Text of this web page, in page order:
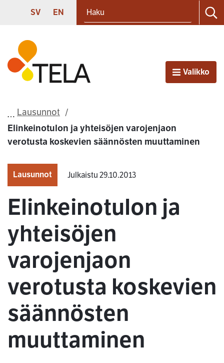
Siirry sisältöön
SVENSKA
SV ENGLISH
EN
Etusivu
AvaaValikko
Lausunnot
Elinkeinotulon ja yhteisöjen varojenjaon
verotusta koskevien säännösten muuttaminen
Lausunnot Julkaistu 29.10.2013
Elinkeinotulon ja
yhteisöjen
varojenjaon
verotusta koskevien
säännösten
muuttaminen